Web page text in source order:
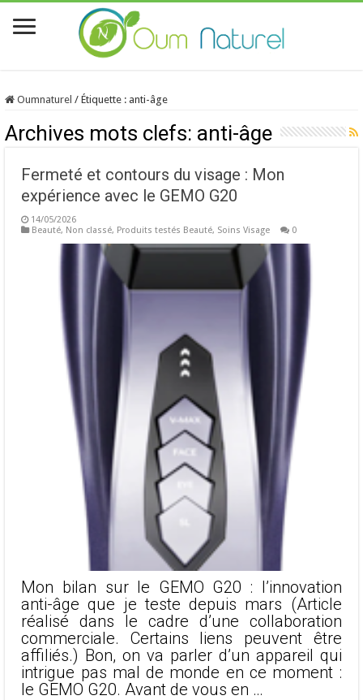
Oumnaturel / Étiquette : anti-âge
Archives mots clefs: anti-âge
Fermeté et contours du visage : Mon
expérience avec le GEMO G20
14/05/2026
Beauté, Non classé, Produits testés Beauté, Soins Visage 0
Mon bilan sur le GEMO G20 : l’innovation
anti-âge que je teste depuis mars (Article
réalisé dans le cadre d’une collaboration
commerciale. Certains liens peuvent être
affiliés.) Bon, on va parler d’un appareil qui
intrigue pas mal de monde en ce moment :
le GEMO G20. Avant de vous en …